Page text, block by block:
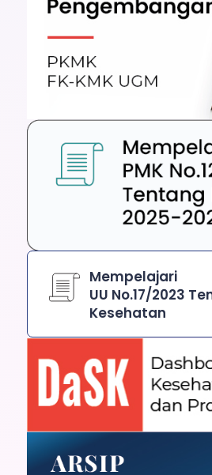
Mempelajari
UU No.17/2023
Kesehatan